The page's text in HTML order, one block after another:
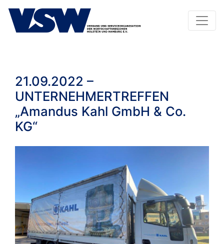
21.09.2022 –
UNTERNEHMERTREFFEN
„Amandus Kahl GmbH & Co.
KG“